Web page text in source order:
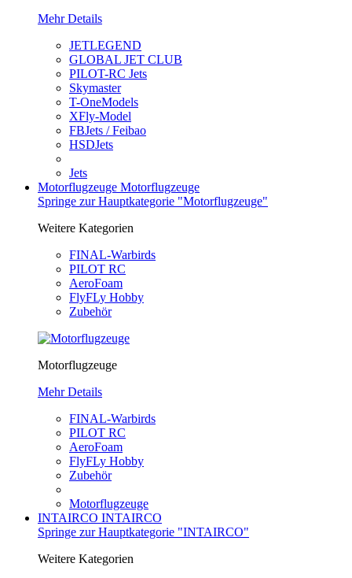
Mehr Details
JETLEGEND
GLOBAL JET CLUB
PILOT-RC Jets
Skymaster
T-OneModels
XFly-Model
FBJets / Feibao
HSDJets
Jets
Motorflugzeuge Motorflugzeuge
Springe zur Hauptkategorie "Motorflugzeuge"
Weitere Kategorien
FINAL-Warbirds
PILOT RC
AeroFoam
FlyFLy Hobby
Zubehör
Motorflugzeuge
Mehr Details
FINAL-Warbirds
PILOT RC
AeroFoam
FlyFLy Hobby
Zubehör
Motorflugzeuge
INTAIRCO INTAIRCO
Springe zur Hauptkategorie "INTAIRCO"
Weitere Kategorien